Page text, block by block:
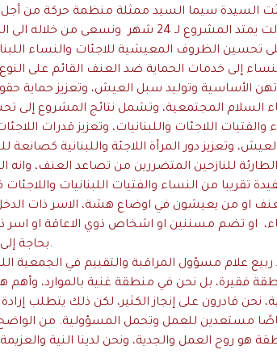
السيدة سيما السيد ممثلة منظمة حركة من أجل
الجمعيتين، وقالت يمتد المشروع لـ 24 شهر
تحسين الظروف المعيشية للاجئات والنساء
إلى خدمات الحماية ضد العنف القائم على النوع
الأساسية وتوليد سبل العيش، وتعزيز حماية
السلام المجتمعية، وتشمل نتائج المشروع إلى
اللاجئات واللبنانيات، وتعزيز قدرات
وتعزيز دور المرأة اللاجئة واللبنانية
تقريبا من النساء والفتيات اللبنانيات
او من يعيشون في اوضاع هشة، الاسر ذات
او تضم مسننين او اشخاص ذوي الاعاقة او اسر
بحاجة إلى الحماية والخدمات ذات الصلة.
علام مسؤول المراقبة والتقييم في الجمعية
فقيرة، بل نحن في منطقة غنية بالموارد، وأهم
نحن قادرون على إنجاز الكثير، لكن ذلك يتطلب
مستعدين للعمل وتحمل المسؤولية. من الواضح
هو روح العمل والجدية، ونحن لدينا النية